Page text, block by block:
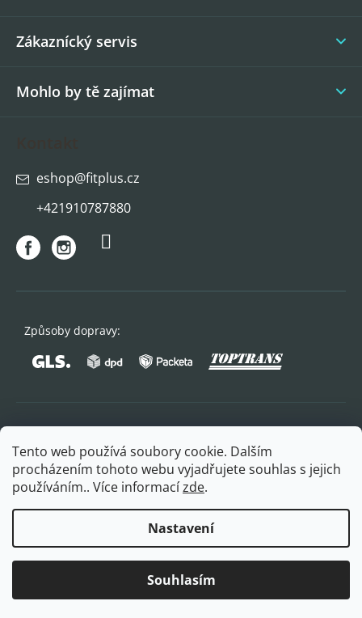
Tento web používá soubory cookie. Dalším
procházením tohoto webu vyjadřujete souhlas s jejich
používáním.. Více informacízde.
Nastavení
Souhlasím
Zákaznícký servis
Mohlo by tě zajímat
eshop@fitplus.cz
+421910787880
Způsoby dopravy:
Vytvořil Shoptet Premium
Copyright 2026FITPLUS. Všechna práva vyhrazena.